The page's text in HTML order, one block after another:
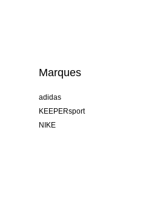
Marques
adidas
KEEPERsport
NIKE